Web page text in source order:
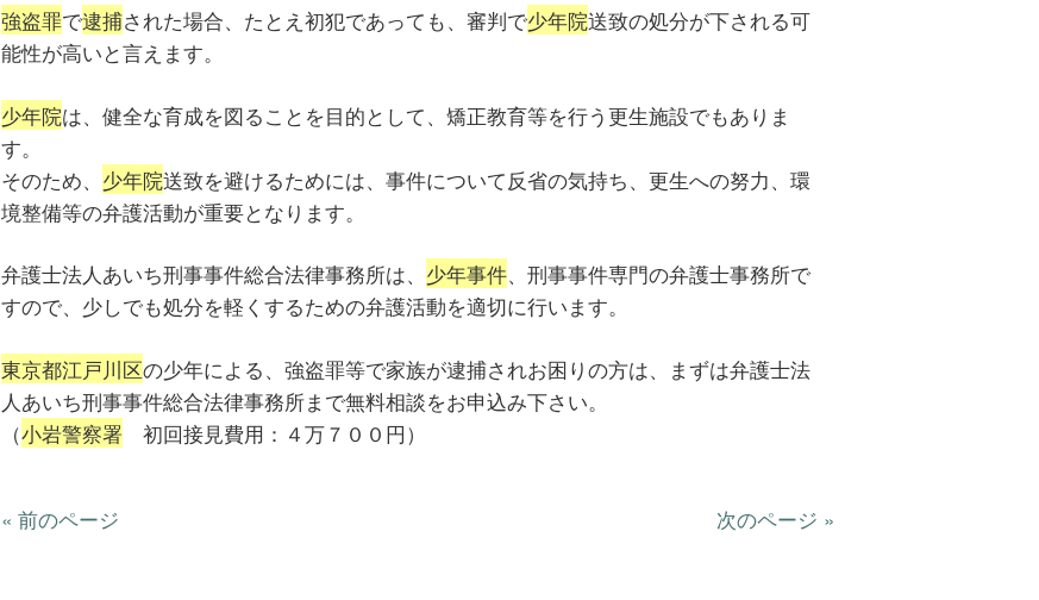
強盗罪で逮捕された場合、たとえ初犯であっても、審判で少年院送致の処分が下される可
能性が高いと言えます。
少年院は、健全な育成を図ることを目的として、矯正教育等を行う更生施設でもありま
す。
そのため、 少年院送致を避けるためには、事件について反省の気持ち、更生への努力、環
境整備等の弁護活動が重要となります。
弁護士法人あいち刑事事件総合法律事務所は、 少年事件、刑事事件専門の弁護士事務所で
すので、少しでも処分を軽くするための弁護活動を適切に行います。
東京都江戸川区の少年による、強盗罪等で家族が逮捕されお困りの方は、まずは弁護士法
人あいち刑事事件総合法律事務所まで無料相談をお申込み下さい。
（小岩警察署 初回接見費用：４万７００円）
« 前のページ 次のページ »